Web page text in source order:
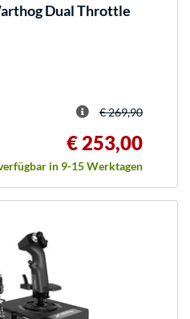
Dual Throttle
€ 269,90
€ 253,00
in 9-15 Werktagen